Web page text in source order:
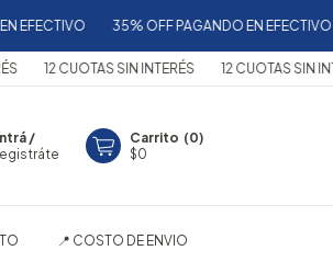
35% OFF PAGANDO EN EFECTIVO
12 CUOTAS SIN INTERÉS 12 CUOTAS SIN
/
Carrito (0)
$0
📍 COSTO DE ENVIO